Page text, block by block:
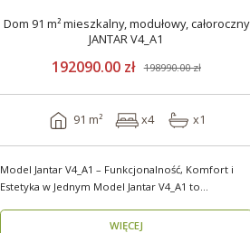
Dom 91 m² mieszkalny, modułowy, całoroczny
JANTAR V4_A1
192090.00 zł 198990.00 zł
91 m² x4 x1
Model Jantar V4_A1 – Funkcjonalność, Komfort i
Estetyka w Jednym Model Jantar V4_A1 to
WIĘCEJ